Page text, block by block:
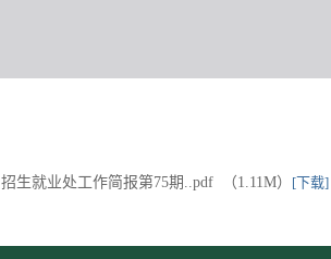
招生就业处工作简报第75期..pdf （1.11M） [下载]